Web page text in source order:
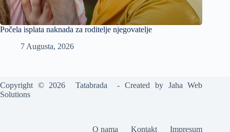
Počela isplata naknada za roditelje njegovatelje
7 Augusta, 2026
Copyright © 2026 Tatabrada - Created by Jaha Web
Solutions
O nama Kontakt Impresum